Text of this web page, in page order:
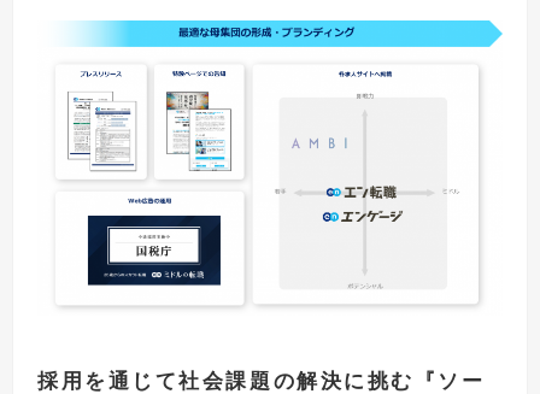
採用を通じて社会課題の解決に挑む 『 ソー